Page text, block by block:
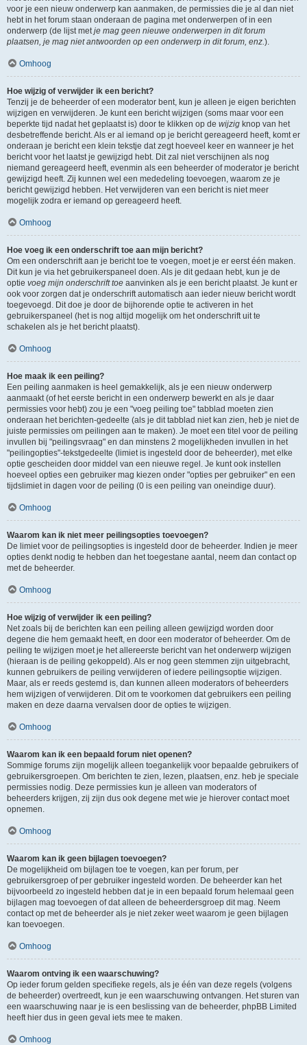
voor je een nieuw onderwerp kan aanmaken, de permissies die je al dan niet
hebt in het forum staan onderaan de pagina met onderwerpen of in een
onderwerp (de lijst metje mag geen nieuwe onderwerpen in dit forum
plaatsen, je mag niet antwoorden op een onderwerp in dit forum, enz.).
Omhoog
Hoe wijzig of verwijder ik een bericht?
Tenzij je de beheerder of een moderator bent, kun je alleen je eigen berichten
wijzigen en verwijderen. Je kunt een bericht wijzigen (soms maar voor een
beperkte tijd nadat het geplaatst is) door te klikken op de wijzig knop van het
desbetreffende bericht. Als er al iemand op je bericht gereageerd heeft, komt er
onderaan je bericht een klein tekstje dat zegt hoeveel keer en wanneer je het
bericht voor het laatst je gewijzigd hebt. Dit zal niet verschijnen als nog
niemand gereageerd heeft, evenmin als een beheerder of moderator je bericht
gewijzigd heeft. Zij kunnen wel een mededeling toevoegen, waarom ze je
bericht gewijzigd hebben. Het verwijderen van een bericht is niet meer
mogelijk zodra er iemand op gereageerd heeft.
Omhoog
Hoe voeg ik een onderschrift toe aan mijn bericht?
Om een onderschrift aan je bericht toe te voegen, moet je er eerst één maken.
Dit kun je via het gebruikerspaneel doen. Als je dit gedaan hebt, kun je de
optie voeg mijn onderschrift toe aanvinken als je een bericht plaatst. Je kunt er
ook voor zorgen dat je onderschrift automatisch aan ieder nieuw bericht wordt
toegevoegd. Dit doe je door de bijhorende optie te activeren in het
gebruikerspaneel (het is nog altijd mogelijk om het onderschrift uit te
schakelen als je het bericht plaatst).
Omhoog
Hoe maak ik een peiling?
Een peiling aanmaken is heel gemakkelijk, als je een nieuw onderwerp
aanmaakt (of het eerste bericht in een onderwerp bewerkt en als je daar
permissies voor hebt) zou je een "voeg peiling toe" tabblad moeten zien
onderaan het berichten-gedeelte (als je dit tabblad niet kan zien, heb je niet de
juiste permissies om peilingen aan te maken). Je moet een titel voor de peiling
invullen bij "peilingsvraag" en dan minstens 2 mogelijkheden invullen in het
"peilingopties"-tekstgedeelte (limiet is ingesteld door de beheerder), met elke
optie gescheiden door middel van een nieuwe regel. Je kunt ook instellen
hoeveel opties een gebruiker mag kiezen onder "opties per gebruiker" en een
tijdslimiet in dagen voor de peiling (0 is een peiling van oneindige duur).
Omhoog
Waarom kan ik niet meer peilingsopties toevoegen?
De limiet voor de peilingsopties is ingesteld door de beheerder. Indien je meer
opties denkt nodig te hebben dan het toegestane aantal, neem dan contact op
met de beheerder.
Omhoog
Hoe wijzig of verwijder ik een peiling?
Net zoals bij de berichten kan een peiling alleen gewijzigd worden door
degene die hem gemaakt heeft, en door een moderator of beheerder. Om de
peiling te wijzigen moet je het allereerste bericht van het onderwerp wijzigen
(hieraan is de peiling gekoppeld). Als er nog geen stemmen zijn uitgebracht,
kunnen gebruikers de peiling verwijderen of iedere peilingsoptie wijzigen.
Maar, als er reeds gestemd is, dan kunnen alleen moderators of beheerders
hem wijzigen of verwijderen. Dit om te voorkomen dat gebruikers een peiling
maken en deze daarna vervalsen door de opties te wijzigen.
Omhoog
Waarom kan ik een bepaald forum niet openen?
Sommige forums zijn mogelijk alleen toegankelijk voor bepaalde gebruikers of
gebruikersgroepen. Om berichten te zien, lezen, plaatsen, enz. heb je speciale
permissies nodig. Deze permissies kun je alleen van moderators of
beheerders krijgen, zij zijn dus ook degene met wie je hierover contact moet
opnemen.
Omhoog
Waarom kan ik geen bijlagen toevoegen?
De mogelijkheid om bijlagen toe te voegen, kan per forum, per
gebruikersgroep of per gebruiker ingesteld worden. De beheerder kan het
bijvoorbeeld zo ingesteld hebben dat je in een bepaald forum helemaal geen
bijlagen mag toevoegen of dat alleen de beheerdersgroep dit mag. Neem
contact op met de beheerder als je niet zeker weet waarom je geen bijlagen
kan toevoegen.
Omhoog
Waarom ontving ik een waarschuwing?
Op ieder forum gelden specifieke regels, als je één van deze regels (volgens
de beheerder) overtreedt, kun je een waarschuwing ontvangen. Het sturen van
een waarschuwing naar je is een beslissing van de beheerder, phpBB Limited
heeft hier dus in geen geval iets mee te maken.
Omhoog